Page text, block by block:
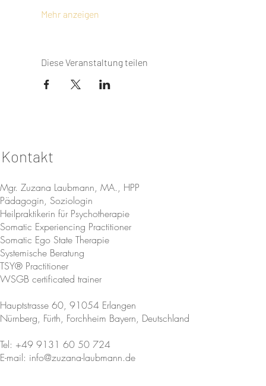
Mehr anzeigen
Diese Veranstaltung teilen
Kontakt
Mgr. Zuzana Laubmann, MA., HPP
Pädagogin, Soziologin
Heilpraktikerin für Psychotherapie
Somatic Experiencing Practitioner
Somatic Ego State Therapie
Systemische Beratung
TSY® Practitioner
WSGB certificated trainer
Hauptstrasse 60, 91054 Erlangen
Nürnberg, Fürth, Forchheim Bayern, Deutschland
Tel: +49 9131 60 50 724
E-mail: info@zuzana-laubmann.de